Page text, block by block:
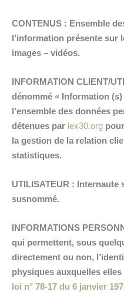
CONTENUS : Ensemble
l’information présente sur
images – vidéos.
INFORMATION CLIENT/
dénommé « Information
l’ensemble des données
détenues par lex30.org
la gestion de la relation
statistiques.
UTILISATEUR :
susnommé.
INFORMATIONS
qui permettent, sous
directement ou non,
physiques auxquelles elles
loi n° 78-17 du 6 janvier